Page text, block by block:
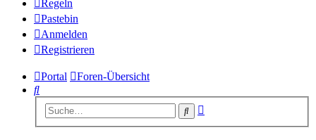
Regeln
Pastebin
Anmelden
Registrieren
Portal
Foren-Übersicht
Suche
Suche